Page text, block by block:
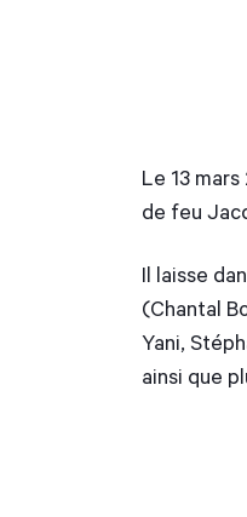
Le 13
de feu
Il laisse
(Chantal
Yani,
ainsi que